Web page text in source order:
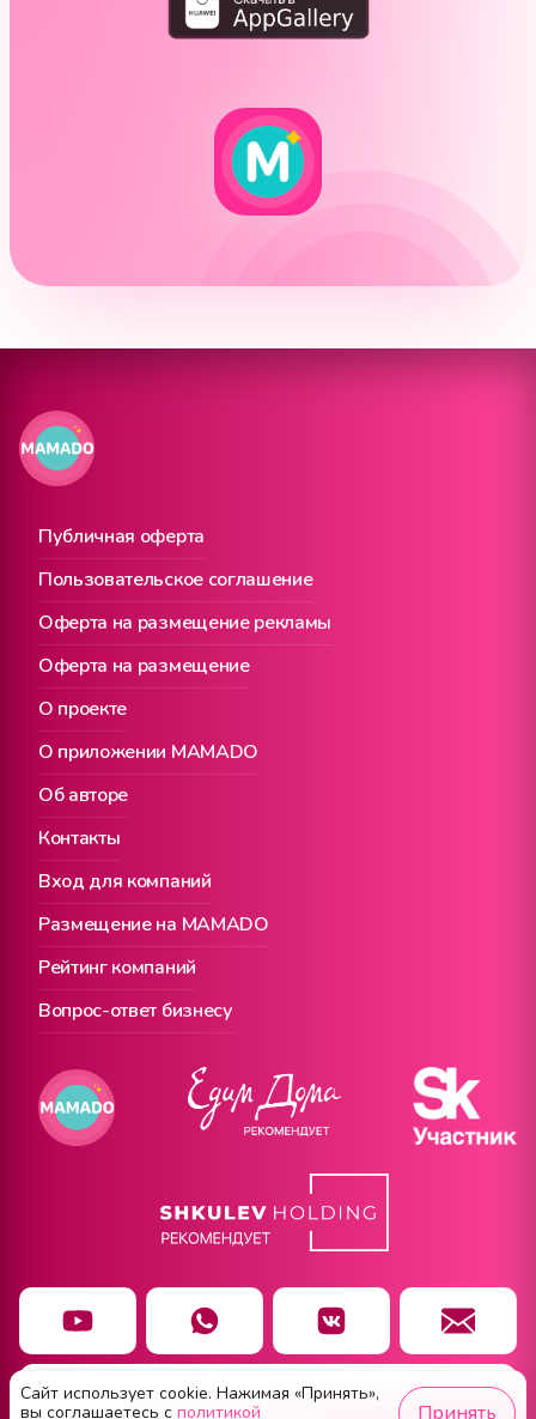
Публичная оферта
О проекте
Вход для компаний
Пользовательское соглашение
О приложении MAMADO
Размещение на MAMADO
Оферта на размещение рекламы
Об авторе
Рейтинг компаний
Оферта на размещение
Контакты
Вопрос-ответ бизнесу
Чат заботы
Сайт использует cookie. Нажимая «Принять»,
вы соглашаетесь с политикой Принять